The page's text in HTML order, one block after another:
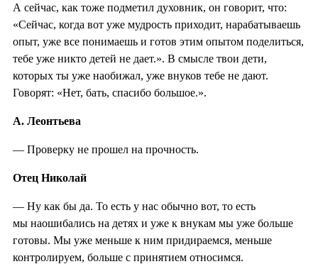
А сейчас, как тоже подметил духовник, он говорит, что:
«Сейчас, когда вот уже мудрость приходит, нарабатываешь
опыт, уже все понимаешь и готов этим опытом поделиться,
тебе уже никто детей не дает.». В смысле твои дети,
которых ты уже наобижал, уже внуков тебе не дают.
Говорят: «Нет, бать, спасибо большое.».
А. Леонтьева
— Проверку не прошел на прочность.
Отец Николай
— Ну как бы да. То есть у нас обычно вот, то есть
мы наошибались на детях и уже к внукам мы уже больше
готовы. Мы уже меньше к ним придираемся, меньше
контролируем, больше с принятием относимся.